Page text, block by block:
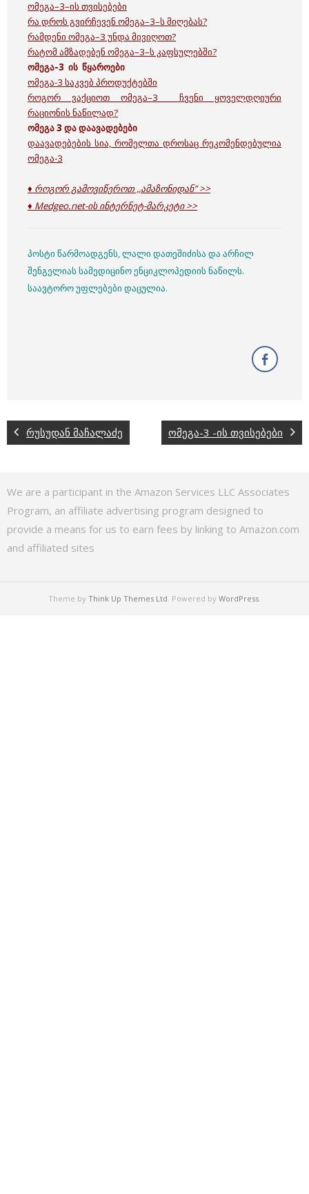
ომეგა–3–ის თვისებები
რა დროს გვირჩევენ ომეგა–3–ს მიღებას?
რამდენი ომეგა–3 უნდა მივიღოთ?
რატომ ამზადებენ ომეგა–3–ს კაფსულებში?
ომეგა-3 ის წყაროები
ომეგა-3 საკვებ პროდუქტებში
როგორ ვაქციოთ ომეგა–3 ჩვენი ყოველდღიური
რაციონის ნაწილად?
ომეგა 3 და დაავადებები
დაავადებების სია, რომელთა დროსაც რეკომენდებულია
ომეგა-3
♦ როგორ გამოვიწეროთ ,,ამაზონიდან” >>
♦ Medgeo.net-ის ინტერნეტ-მარკეტი >>
პოსტი წარმოადგენს, ლალი დათეშიძისა და არჩილ
შენგელიას სამედიცინო ენციკლოპედიის ნაწილს.
საავტორო უფლებები დაცულია.
რუსუდან მაჩალაძე ომეგა-3 -ის თვისებები
We are a participant in the Amazon Services LLC Associates
Program, an affiliate advertising program designed to
provide a means for us to earn fees by linking to Amazon.com
and affiliated sites
Theme by Think Up Themes Ltd . Powered by WordPress